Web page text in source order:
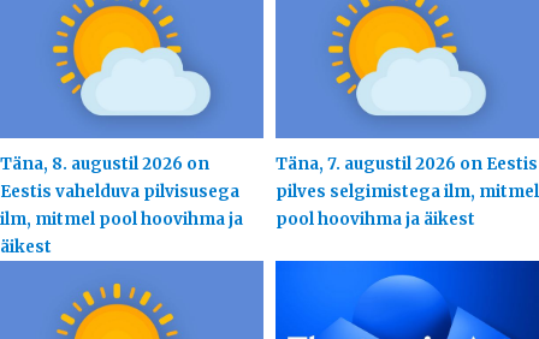
Täna, 8. augustil 2026 on
Eestis vahelduva pilvisusega
ilm, mitmel pool hoovihma ja
äikest
Täna, 7. augustil 2026 on Eestis
pilves selgimistega ilm, mitmel
pool hoovihma ja äikest